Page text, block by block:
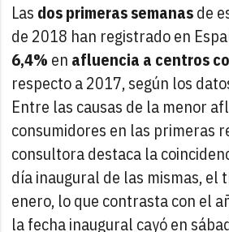
Las dos primeras semanasde
de 2018 han registrado en
6,4% en afluencia a centros
respecto a 2017, según los
Entre las causas de la menor
consumidores en las primeras
consultora destaca la
día inaugural de las mismas, el
enero, lo que contrasta con el
la fecha inaugural cayó en